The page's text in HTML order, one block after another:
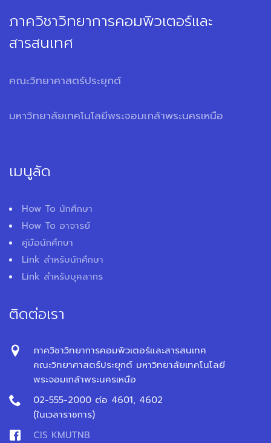
ภาควิชาวิทยาการคอมพิวเตอร์และ
สารสนเทศ
คณะวิทยาศาสตร์ประยุกต์
มหาวิทยาลัยเทคโนโลยีพระจอมเกล้าพระนครเหนือ
เมนูลัด
How To นักศึกษา
How To อาจารย์
คู่มือนักศึกษา
Link สำหรับนักศึกษา
Link สำหรับบุคลากร
ติดต่อเรา
ภาควิชาวิทยาการคอมพิวเตอร์และสารสนเทศ
คณะวิทยาศาสตร์ประยุกต์ มหาวิทยาลัยเทคโนโลยี
พระจอมเกล้าพระนครเหนือ
02-555-2000 ต่อ 4601, 4602
(ในเวลาราชการ)
CIS KMUTNB